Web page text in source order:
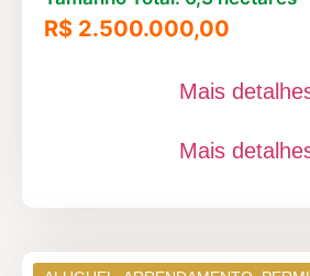
R$ 2.500.000,00
Mais
Mais